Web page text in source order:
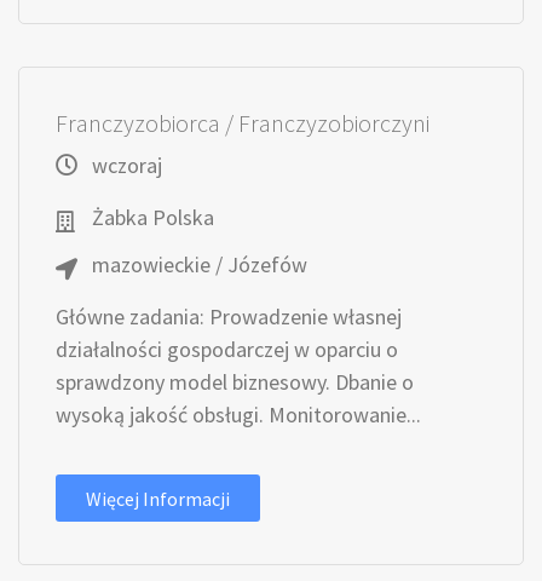
Franczyzobiorca / Franczyzobiorczyni
wczoraj
Żabka Polska
mazowieckie / Józefów
Główne zadania: Prowadzenie własnej
działalności gospodarczej w oparciu o
sprawdzony model biznesowy. Dbanie o
wysoką jakość obsługi. Monitorowanie...
Więcej Informacji